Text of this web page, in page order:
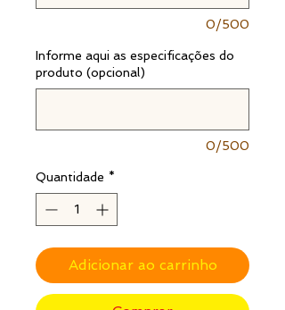
0/500
Informe aqui as especificações do
produto (opcional)
0/500
Quantidade *
Adicionar ao carrinho